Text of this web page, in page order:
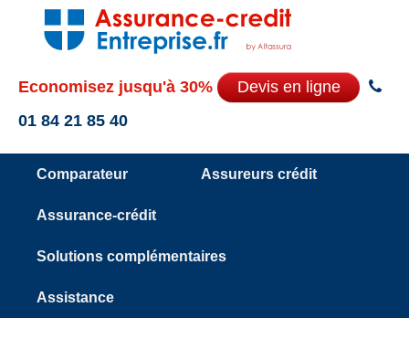
Economisez jusqu'à 30%
Devis en ligne
01 84 21 85 40
Comparateur Assureurs crédit
Assurance-crédit
Solutions complémentaires
Assistance